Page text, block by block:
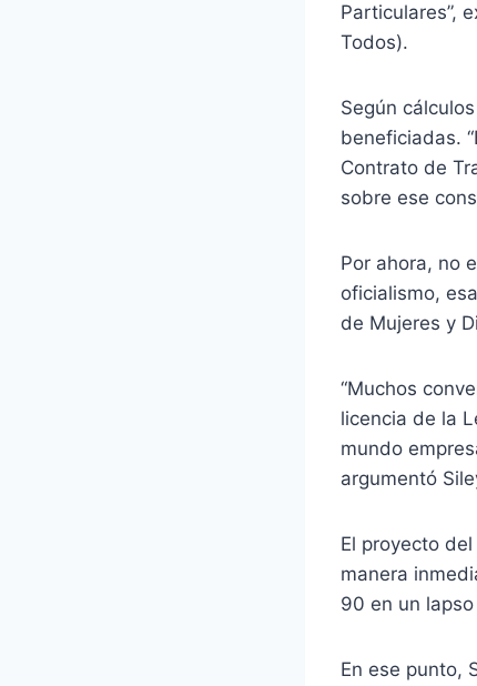
Particulares”,
Todos).
Según
beneficiadas.
Contrato de
sobre ese
Por ahora, no
oficialismo,
de Mujeres y
“Muchos
licencia de la
mundo
argumentó
El proyecto
manera
90 en un
En ese punto,